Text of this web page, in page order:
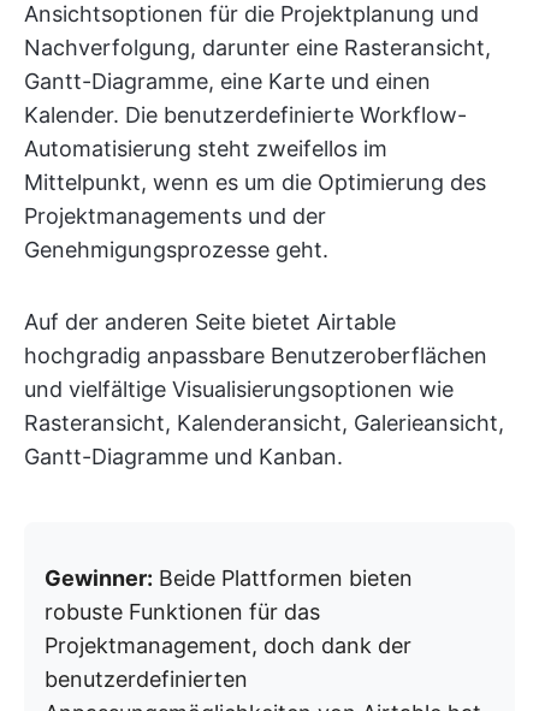
Ansichtsoptionen für die Projektplanung und
Nachverfolgung, darunter eine Rasteransicht,
Gantt-Diagramme, eine Karte und einen
Kalender. Die benutzerdefinierte Workflow-
Automatisierung steht zweifellos im
Mittelpunkt, wenn es um die Optimierung des
Projektmanagements und der
Genehmigungsprozesse geht.
Auf der anderen Seite bietet Airtable
hochgradig anpassbare Benutzeroberflächen
und vielfältige Visualisierungsoptionen wie
Rasteransicht, Kalenderansicht, Galerieansicht,
Gantt-Diagramme und Kanban.
Gewinner: Beide Plattformen bieten
robuste Funktionen für das
Projektmanagement, doch dank der
benutzerdefinierten